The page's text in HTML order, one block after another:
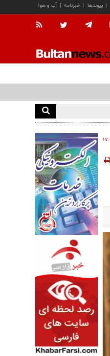
آب و هوا | خبرنامه | پیوندها |